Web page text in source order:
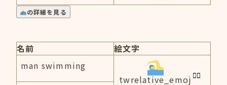
の詳細を見る
名前
絵文字
man swimming
twrelative_emoj